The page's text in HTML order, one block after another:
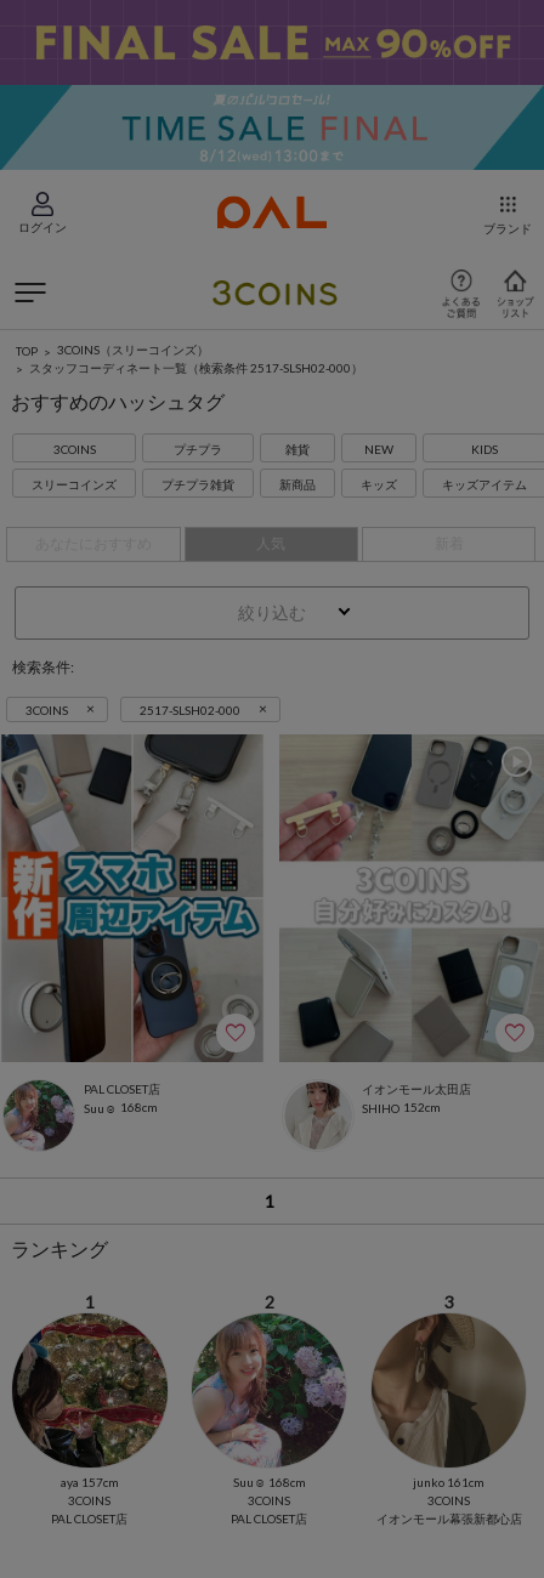
ログイン ブランド
TOP
3COINS（スリーコインズ）
スタッフコーディネート一覧 （検索条件 2517-SLSH02-000）
おすすめのハッシュタグ
3COINS
スリーコインズ
プチプラ
プチプラ雑貨
雑貨
新商品
NEW
キッズ
KIDS
キッズアイテム
人気
絞り込む
検索条件:
3COINS × 2517-SLSH02-000 ×
PAL CLOSET店
Suu☺︎ 168cm
イオンモール太田店
SHIHO 152cm
1
ランキング
1
aya 157cm
3COINS
PAL CLOSET店
2
Suu☺︎ 168cm
3COINS
PAL CLOSET店
3
junko 161cm
3COINS
イオンモール幕張新都心店